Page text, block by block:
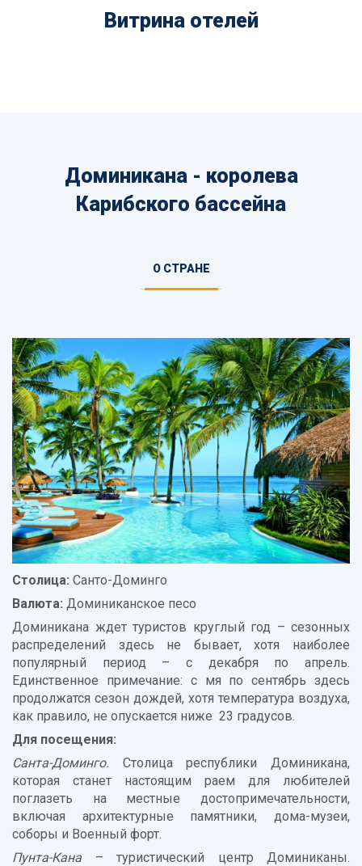
Витрина отелей
Доминикана - королева
Карибского бассейна
ИнформацияО СТРАНЕ
Столица: Санто-Доминго
Валюта: Доминиканское песо
Доминикана ждет туристов круглый год – сезонных
распределений здесь не бывает, хотя наиболее
популярный период – с декабря по апрель.
Единственное примечание: с мя по сентябрь здесь
продолжатся сезон дождей, хотя температура воздуха,
как правило, не опускается ниже 23 градусов.
Для посещения:
Санта-Доминго. Столица республики Доминикана,
которая станет настоящим раем для любителей
поглазеть на местные достопримечательности,
включая архитектурные памятники, дома-музеи,
соборы и Военный форт.
Пунта-Кана – туристический центр Доминиканы.